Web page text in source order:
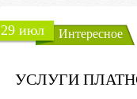
29 июл
Интересное
УСЛУГИ